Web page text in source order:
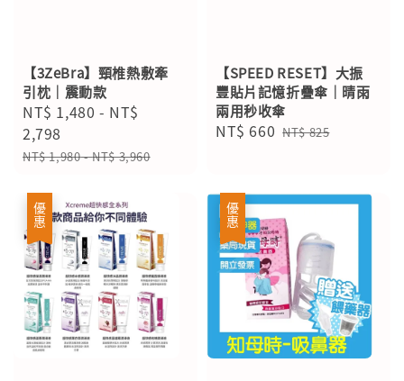
【3ZeBra】頸椎熱敷牽
引枕｜震動款
Sale
price
NT$ 1,480 - NT$
2,798
Regular
NT$ 1,980-NT$ 3,960
【SPEED RESET】大振
豐貼片記憶折疊傘｜晴雨
兩用秒收傘
Sale
NT$ 660 Regular
NT$ 825
優惠 優惠